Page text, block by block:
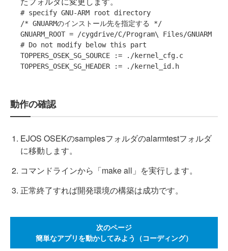
# specify GNU-ARM root directory
/* GNUARMのインストール先を指定する */
GNUARM_ROOT = /cygdrive/C/Program\ Files/GNUARM
# Do not modify below this part
TOPPERS_OSEK_SG_SOURCE := ./kernel_cfg.c
TOPPERS_OSEK_SG_HEADER := ./kernel_id.h
動作の確認
EJOS OSEKのsamplesフォルダのalarmtestフォルダ
に移動します。
コマンドラインから「make all」を実行します。
正常終了すれば開発環境の構築は成功です。
次のページ
簡単なアプリを動かしてみよう（コーディング）